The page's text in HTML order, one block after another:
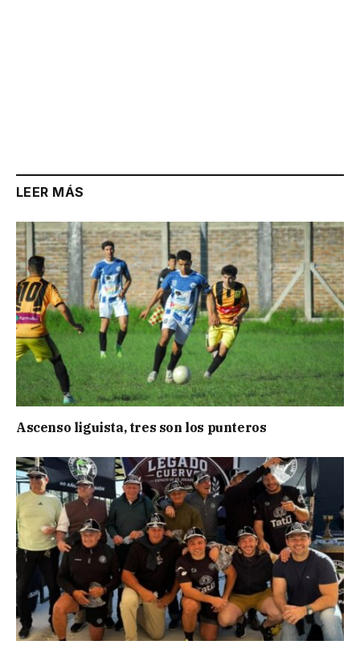
LEER MÁS
Ascenso liguista, tres son los punteros